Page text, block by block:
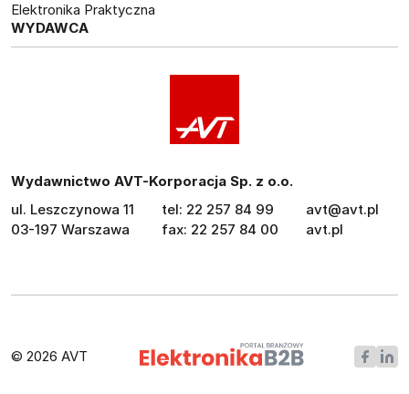
Elektronika Praktyczna
WYDAWCA
Wydawnictwo AVT-Korporacja Sp. z o.o.
ul. Leszczynowa 11
03-197 Warszawa
tel: 22 257 84 99
fax: 22 257 84 00
avt@avt.pl
avt.pl
© 2026 AVT